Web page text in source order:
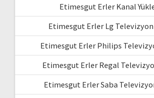
Etimesgut Erler Kanal
Etimesgut Erler Lg Televizyon
Etimesgut Erler Philips
Etimesgut Erler Regal
Etimesgut Erler Saba